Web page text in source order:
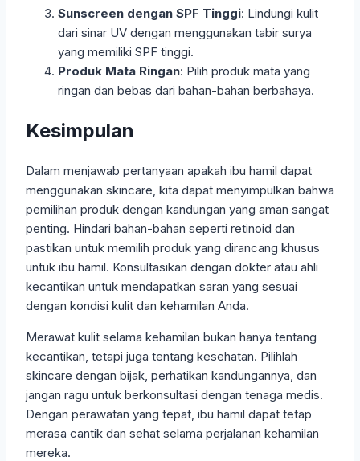
Sunscreen dengan SPF Tinggi: Lindungi kulit
dari sinar UV dengan menggunakan tabir surya
yang memiliki SPF tinggi.
Produk Mata Ringan: Pilih produk mata yang
ringan dan bebas dari bahan-bahan berbahaya.
Kesimpulan
Dalam menjawab pertanyaan apakah ibu hamil dapat
menggunakan skincare, kita dapat menyimpulkan bahwa
pemilihan produk dengan kandungan yang aman sangat
penting. Hindari bahan-bahan seperti retinoid dan
pastikan untuk memilih produk yang dirancang khusus
untuk ibu hamil. Konsultasikan dengan dokter atau ahli
kecantikan untuk mendapatkan saran yang sesuai
dengan kondisi kulit dan kehamilan Anda.
Merawat kulit selama kehamilan bukan hanya tentang
kecantikan, tetapi juga tentang kesehatan. Pilihlah
skincare dengan bijak, perhatikan kandungannya, dan
jangan ragu untuk berkonsultasi dengan tenaga medis.
Dengan perawatan yang tepat, ibu hamil dapat tetap
merasa cantik dan sehat selama perjalanan kehamilan
mereka.